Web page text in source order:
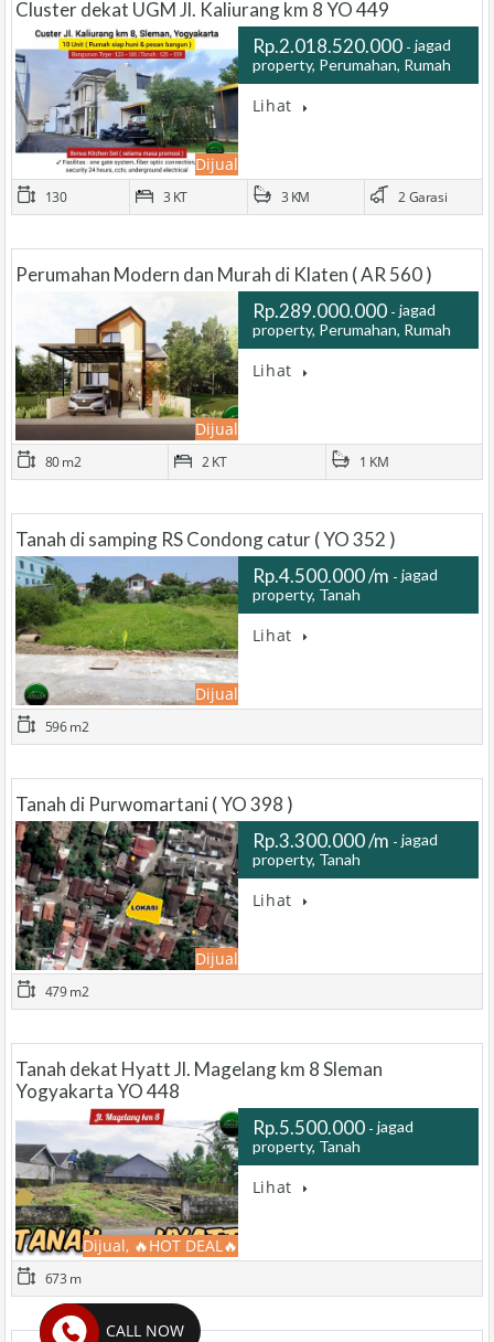
Cluster dekat UGM Jl. Kaliurang km 8 YO 449
Dijual
Rp.2.018.520.000
jagad
property, Perumahan, Rumah
Lihat
130 3 KT 3 KM 2 Garasi
Perumahan Modern dan Murah di Klaten ( AR 560 )
Dijual
Rp.289.000.000
jagad
property, Perumahan, Rumah
Lihat
80 m2 2 KT 1 KM
Tanah di samping RS Condong catur ( YO 352 )
Dijual
Rp.4.500.000 /m
jagad
property, Tanah
Lihat
596 m2
Tanah di Purwomartani ( YO 398 )
Dijual
Rp.3.300.000 /m
jagad
property, Tanah
Lihat
479 m2
Tanah dekat Hyatt Jl. Magelang km 8 Sleman
Yogyakarta YO 448
Dijual, 🔥HOT DEAL🔥
Rp.5.500.000
jagad
property, Tanah
Lihat
673 m
CALL NOW